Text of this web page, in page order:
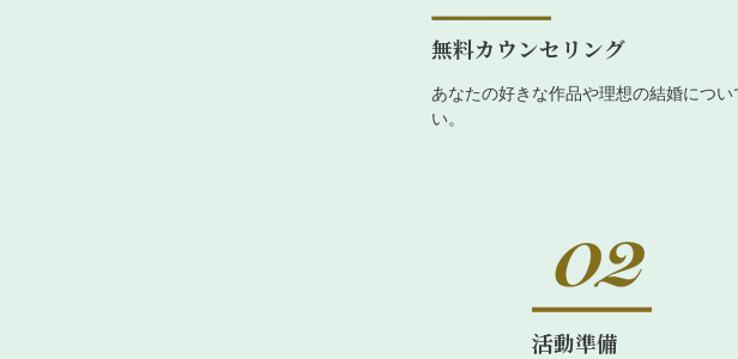
無料カウンセリング
あなたの好きな作品や理想の結婚につい
い。
活動準備